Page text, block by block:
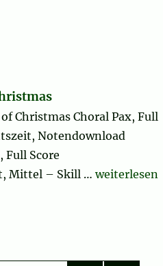
Christmas Choral Pax, Full
Notendownload
Full Score
Mittel – Skill …„Sing We
weiterlesen